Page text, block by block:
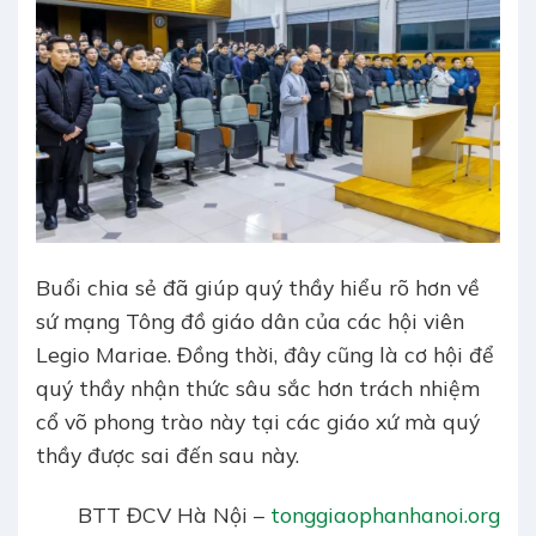
Buổi chia sẻ đã giúp quý thầy hiểu rõ hơn về
sứ mạng Tông đồ giáo dân của các hội viên
Legio Mariae. Đồng thời, đây cũng là cơ hội để
quý thầy nhận thức sâu sắc hơn trách nhiệm
cổ võ phong trào này tại các giáo xứ mà quý
thầy được sai đến sau này.
BTT ĐCV Hà Nội – tonggiaophanhanoi.org